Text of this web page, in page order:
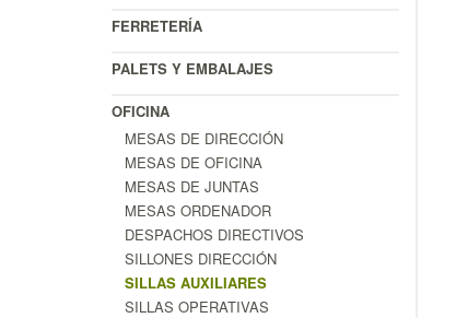
FERRETERÍA
PALETS Y EMBALAJES
OFICINA
MESAS DE DIRECCIÓN
MESAS DE OFICINA
MESAS DE JUNTAS
MESAS ORDENADOR
DESPACHOS DIRECTIVOS
SILLONES DIRECCIÓN
SILLAS AUXILIARES
SILLAS OPERATIVAS